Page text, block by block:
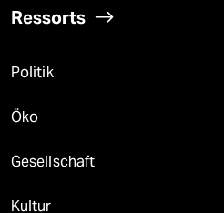
Ressorts
Politik
Öko
Gesellschaft
Kultur